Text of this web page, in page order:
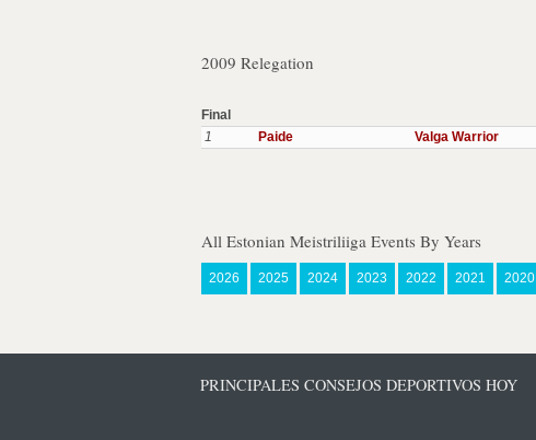
2009 Relegation
Final
1
Paide Valga Warrior
All Estonian Meistriliiga Events By Years
2026 2025 2024 2023 2022 2021 2020
PRINCIPALES CONSEJOS DEPORTIVOS HOY